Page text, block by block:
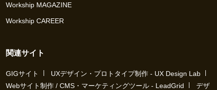
Workship MAGAZINE
Workship CAREER
関連サイト
GIGサイト
UXデザイン・プロトタイプ制作 - UX Design Lab
Webサイト制作 / CMS・マーケティングツール - LeadGrid
デザ